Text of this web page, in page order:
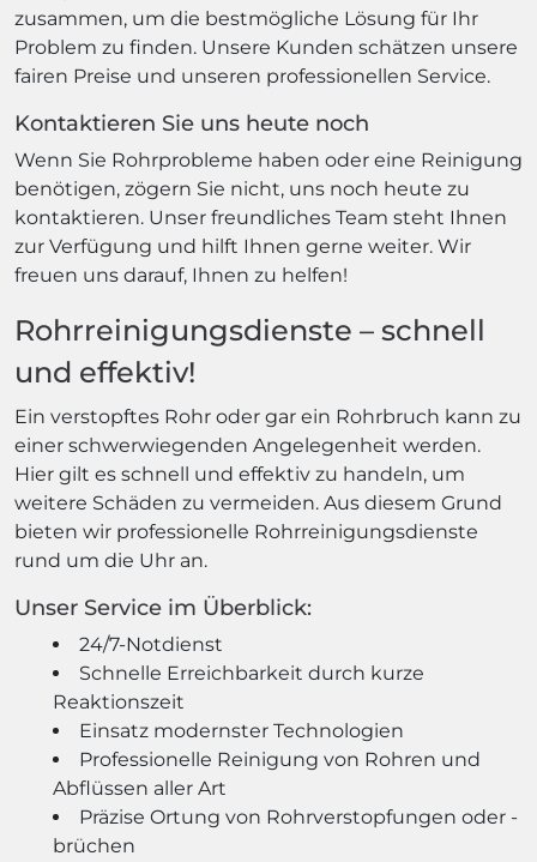
zusammen, um die bestmögliche Lösung für Ihr
Problem zu finden. Unsere Kunden schätzen unsere
fairen Preise und unseren professionellen Service.
Kontaktieren Sie uns heute noch
Wenn Sie Rohrprobleme haben oder eine Reinigung
benötigen, zögern Sie nicht, uns noch heute zu
kontaktieren. Unser freundliches Team steht Ihnen
zur Verfügung und hilft Ihnen gerne weiter. Wir
freuen uns darauf, Ihnen zu helfen!
Rohrreinigungsdienste – schnell
und effektiv!
Ein verstopftes Rohr oder gar ein Rohrbruch kann zu
einer schwerwiegenden Angelegenheit werden.
Hier gilt es schnell und effektiv zu handeln, um
weitere Schäden zu vermeiden. Aus diesem Grund
bieten wir professionelle Rohrreinigungsdienste
rund um die Uhr an.
Unser Service im Überblick:
24/7-Notdienst
Schnelle Erreichbarkeit durch kurze
Reaktionszeit
Einsatz modernster Technologien
Professionelle Reinigung von Rohren und
Abflüssen aller Art
Präzise Ortung von Rohrverstopfungen oder -
brüchen